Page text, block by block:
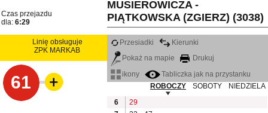
MUSIEROWICZA -
PIĄTKOWSKA (ZGIERZ) (3038)
Czas przejazdu
dla: 6:29
Linię obsługuje
ZPK MARKAB
61
Przesiadki
Kierunki
Pokaż na mapie
Drukuj
ikony
Tabliczka jak na przystanku
ROBOCZY
SOBOTY
NIEDZIELA
6
29